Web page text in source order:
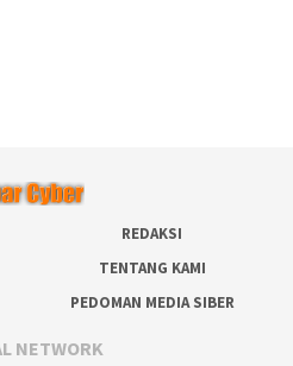
REDAKSI
TENTANG KAMI
PEDOMAN MEDIA SIBER
NETWORK